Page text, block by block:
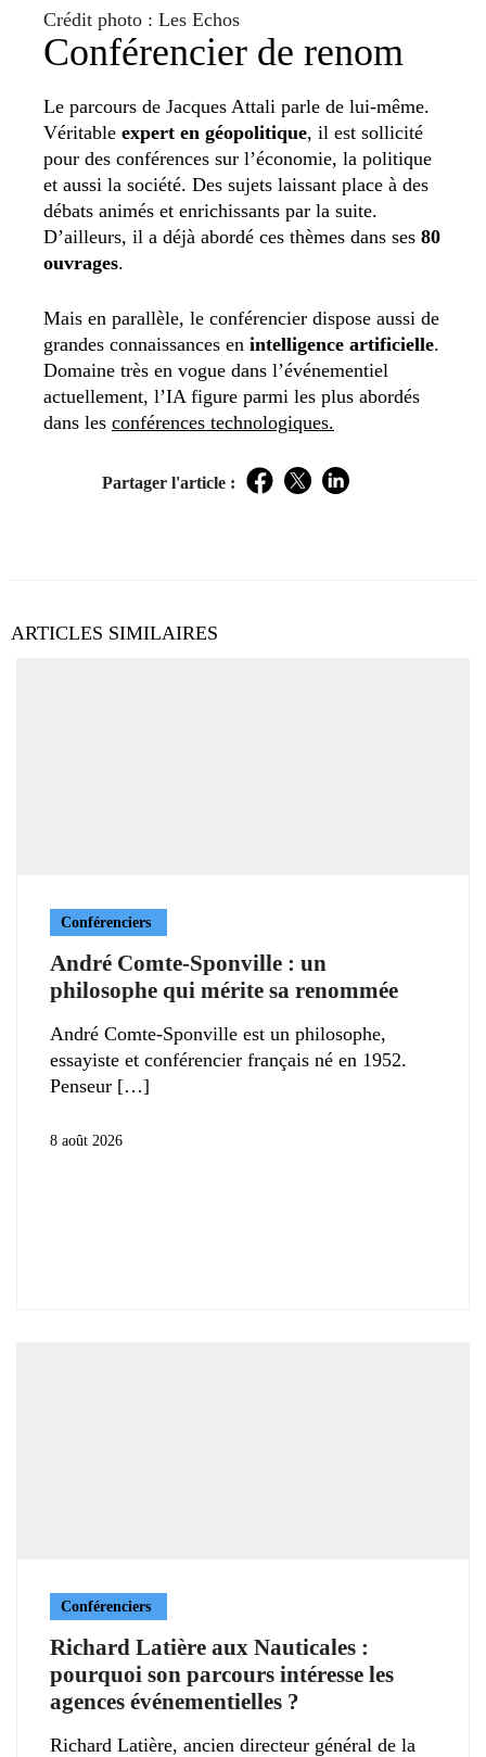
Crédit photo : Les Echos
Conférencier de renom
Le parcours de Jacques Attali parle de lui-même.
Véritable expert en géopolitique, il est sollicité
pour des conférences sur l’économie, la politique
et aussi la société. Des sujets laissant place à des
débats animés et enrichissants par la suite.
D’ailleurs, il a déjà abordé ces thèmes dans ses 80
ouvrages.
Mais en parallèle, le conférencier dispose aussi de
grandes connaissances en intelligence artificielle.
Domaine très en vogue dans l’événementiel
actuellement, l’IA figure parmi les plus abordés
dans les conférences technologiques.
Partager l'article : Facebook
TwitterLinkedIn
ARTICLES SIMILAIRES
Conférenciers
André Comte-Sponville : un
philosophe qui mérite sa renommée
André Comte-Sponville est un philosophe,
essayiste et conférencier français né en 1952.
Penseur
8 août 2026
Conférenciers
Richard Latière aux Nauticales :
pourquoi son parcours intéresse les
agences événementielles ?
Richard Latière, ancien directeur général de la